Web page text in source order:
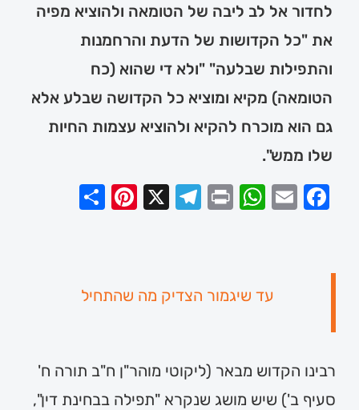
לחדור אל לב ליבה של הטומאה ולהוציא מפיה
את "כל הקדושות של הדעת והרחמנות
והתפילות שבלעה" "ולא די שהוא (כח
הטומאה) מקיא ומוציא כל הקדושה שבלע אלא
גם הוא מוכרח להקיא ולהוציא עצמות החיות
שלו ממש".
Facebook
Email
WhatsApp
Print
Telegram
X
עד שיגמור הצדיק מה שהתחיל
רבינו הקדוש מבאר (ליקוטי מוהר"ן ח"ב תורה ח'
סעיף ב') שיש מושג שנקרא "תפילה בבחינת דין",